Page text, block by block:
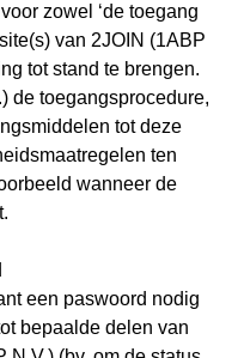
zowel ‘de toegang
van 2JOIN (1ABP
tot stand te brengen.
de toegangsprocedure,
tot deze
ten
wanneer de
een paswoord nodig
bepaalde delen van